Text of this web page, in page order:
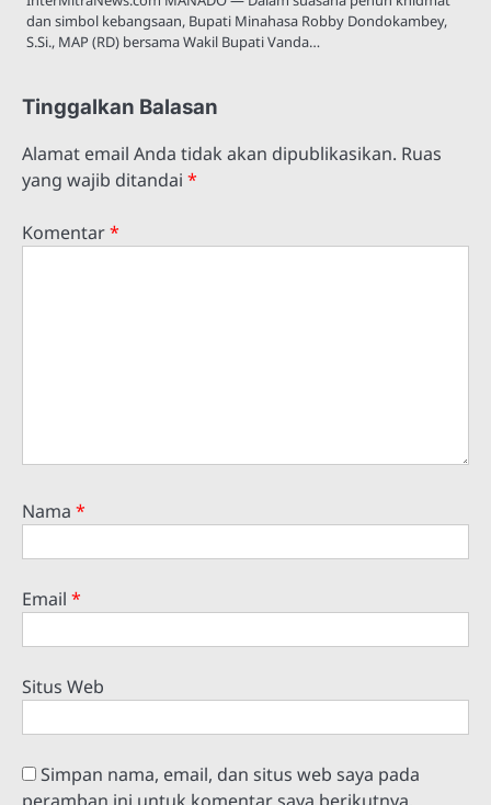
dan simbol kebangsaan, Bupati Minahasa Robby Dondokambey,
S.Si., MAP (RD) bersama Wakil Bupati Vanda…
Tinggalkan Balasan
Alamat email Anda tidak akan dipublikasikan. Ruas
yang wajib ditandai *
Komentar*
Nama *
Email *
Situs Web
Simpan nama, email, dan situs web saya pada